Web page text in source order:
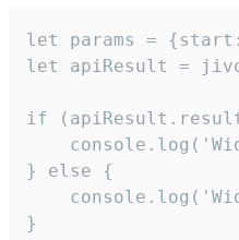
let params =
let apiResult =
if
} else {
}